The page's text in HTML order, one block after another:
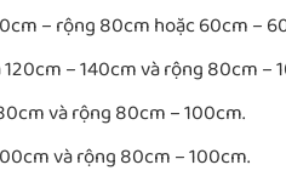
– rộng 80cm hoặc 60cm –
– 140cm và rộng 80cm –
và rộng 80cm – 100cm.
và rộng 80cm – 100cm.